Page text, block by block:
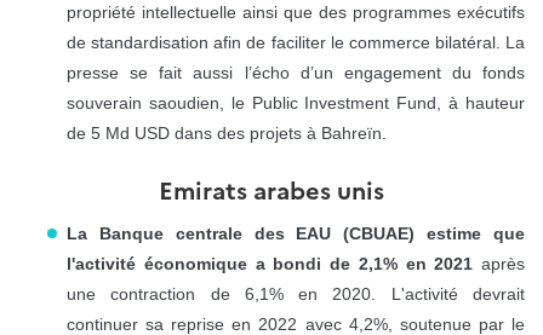
propriété intellectuelle ainsi que des programmes exécutifs
de standardisation afin de faciliter le commerce bilatéral. La
presse se fait aussi l’écho d’un engagement du fonds
souverain saoudien, le Public Investment Fund, à hauteur
de 5 Md USD dans des projets à Bahreïn.
Emirats arabes unis
La Banque centrale des EAU (CBUAE) estime que
l'activité économique a bondi de 2,1% en 2021 après
une contraction de 6,1% en 2020. L'activité devrait
continuer sa reprise en 2022 avec 4,2%, soutenue par le